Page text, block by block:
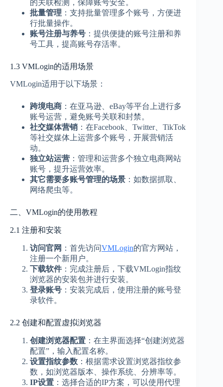
的关联检测，保障账号安全。
批量管理 ：支持批量管理多个账号，方便进
行批量操作。
账号注册与养号 ：提供便捷的账号注册和养
号工具，提高账号存活率。
1.3 VMLogin的适用场景
VMLogin适用于以下场景：
跨境电商 ：在亚马逊、eBay等平台上进行多
账号运营，避免账号关联和封禁。
社交媒体营销 ：在Facebook、Twitter、TikTok
等社交媒体上运营多个账号，开展营销活
动。
独立站运营 ：管理和运营多个独立电商网站
账号，提升运营效率。
其它需要多账号管理的场景 ：如数据抓取、
网络爬虫等。
二、VMLogin的使用教程
2.1 注册和安装
访问官网 ：首先访问VMLogin的官方网站，
注册一个新用户。
下载软件：完成注册后，下载VMLogin指纹
浏览器的安装包并进行安装。
登录账号 ：安装完成后，使用注册的账号登
录软件。
2.2 创建和配置虚拟浏览器
创建浏览器配置 ：在主界面选择“创建浏览器
配置”，输入配置名称。
设置指纹参数 ：根据需求设置浏览器指纹参
数，如浏览器版本、操作系统、分辨率等。
IP设置 ：选择合适的IP方案，可以使用代理